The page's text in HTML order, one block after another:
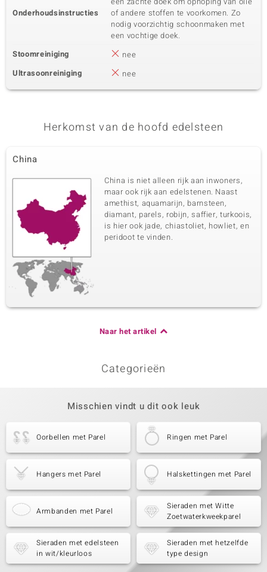
Onderhoudsinstructies
of andere stoffen te voorkomen. Zo
nodig voorzichtig schoonmaken met
een vochtige doek.
Stoomreiniging
nee
Ultrasoonreiniging
nee
Herkomst van de hoofd edelsteen
China
China is niet alleen rijk aan inwoners,
maar ook rijk aan edelstenen. Naast
amethist, aquamarijn, barnsteen,
diamant, parels, robijn, saffier, turkoois,
is hier ook jade, chiastoliet, howliet, en
peridoot te vinden.
Naar het artikel
Categorieën
Misschien vindt u dit ook leuk
Oorbellen met Parel Ringen met Parel
Hangers met Parel Halskettingen met Parel
Armbanden met Parel
Sieraden met Witte
Zoetwaterkweekparel
Sieraden met edelsteen
in wit/kleurloos
Sieraden met hetzelfde
type design